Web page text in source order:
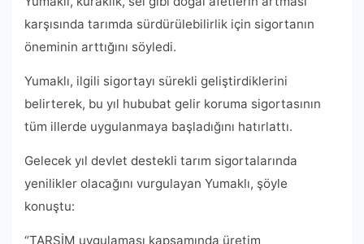
karşısında tarımda sürdürülebilirlik için sigortanın
öneminin arttığını söyledi.
Yumaklı, ilgili sigortayı sürekli geliştirdiklerini
belirterek, bu yıl hububat gelir koruma sigortasının
tüm illerde uygulanmaya başladığını hatırlattı.
Gelecek yıl devlet destekli tarım sigortalarında
yenilikler olacağını vurgulayan Yumaklı, şöyle
konuştu:
“TARSİM uygulaması kapsamında üretim